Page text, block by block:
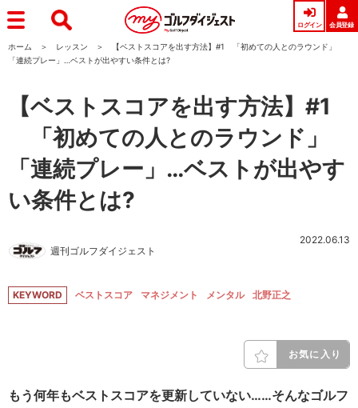
ログイン 会員登録
ホーム レッスン
【ベストスコアを出す方法】#1 「初めての人とのラウンド」
「連続プレー」…ベストが出やすい条件とは?
【ベストスコアを出す方法】#1
「初めての人とのラウンド」
「連続プレー」…ベストが出やす
い条件とは?
週刊ゴルフダイジェスト
2022.06.13
KEYWORD ベストスコア マネジメント メンタル 北野正之
お気に入り
もう何年もベストスコアを更新していない……そんなゴルフ